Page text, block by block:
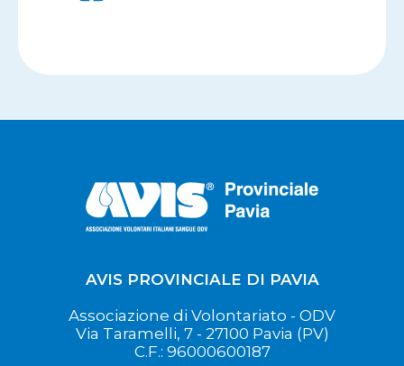
AVIS PROVINCIALE DI PAVIA
Associazione di Volontariato - ODV
Via Taramelli, 7 - 27100 Pavia (PV)
C.F.: 96000600187